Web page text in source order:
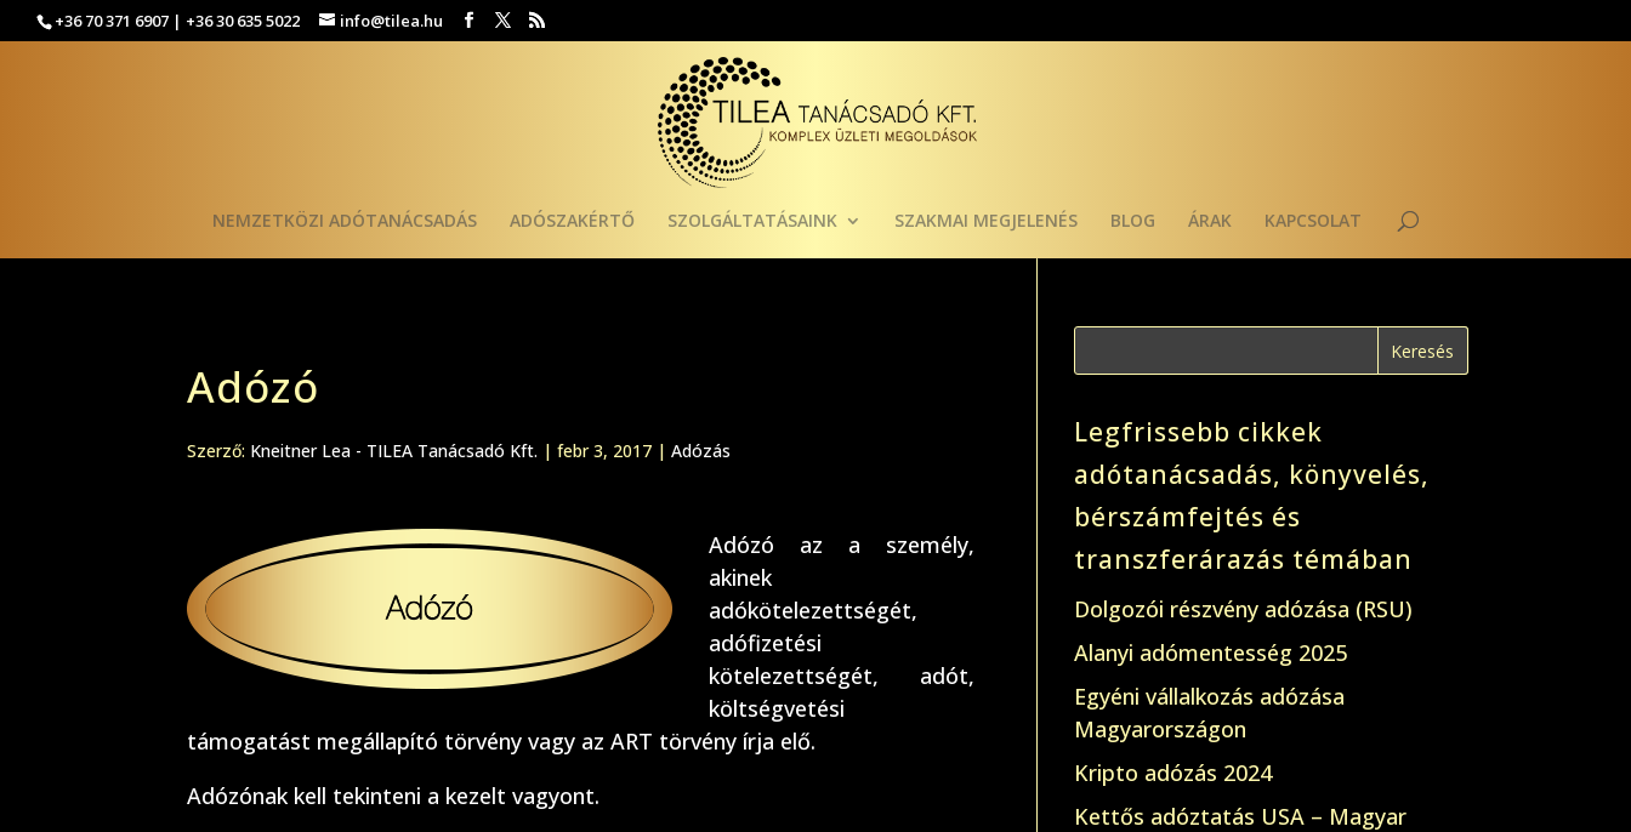
+36 70 371 6907 | +36 30 635 5022 info@tilea.hu
NEMZETKÖZI ADÓTANÁCSADÁS ADÓSZAKÉRTŐ SZOLGÁLTATÁSAINK SZAKMAI MEGJELENÉS BLOG ÁRAK KAPCSOLAT
Adózó
Szerző: Kneitner Lea - TILEA Tanácsadó Kft. |febr 3, 2017 |Adózás
Adózó az a személy,
akinek
adókötelezettségét,
adófizetési
kötelezettségét, adót,
költségvetési
támogatást megállapító törvény vagy az ART törvény írja elő.
Adózónak kell tekinteni a kezelt vagyont.
Legfrissebb cikkek
adótanácsadás, könyvelés,
bérszámfejtés és
transzferárazás témában
Dolgozói részvény adózása (RSU)
Alanyi adómentesség 2025
Egyéni vállalkozás adózása
Magyarországon
Kripto adózás 2024
Kettős adóztatás USA – Magyar